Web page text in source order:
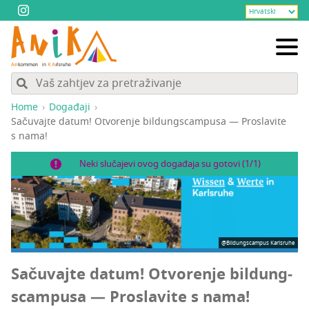
Home
Događaji
Saču­vaj­te datum! Otvo­re­nje bil­dun­g­s­cam­pu­sa — Pros­la­vi­te
s nama!
Neki slučajevi ovog događaja su gotovi (1/1)
@Bildungscampus Karlsruhe
Saču­vaj­te datum! Otvo­re­nje bil­dun­g­
s­cam­pu­sa — Pros­la­vi­te s nama!